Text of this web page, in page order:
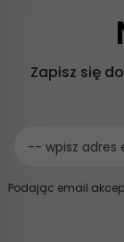
Zapisz się
-- wpisz
Podając email